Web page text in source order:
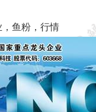
，鱼粉，行情